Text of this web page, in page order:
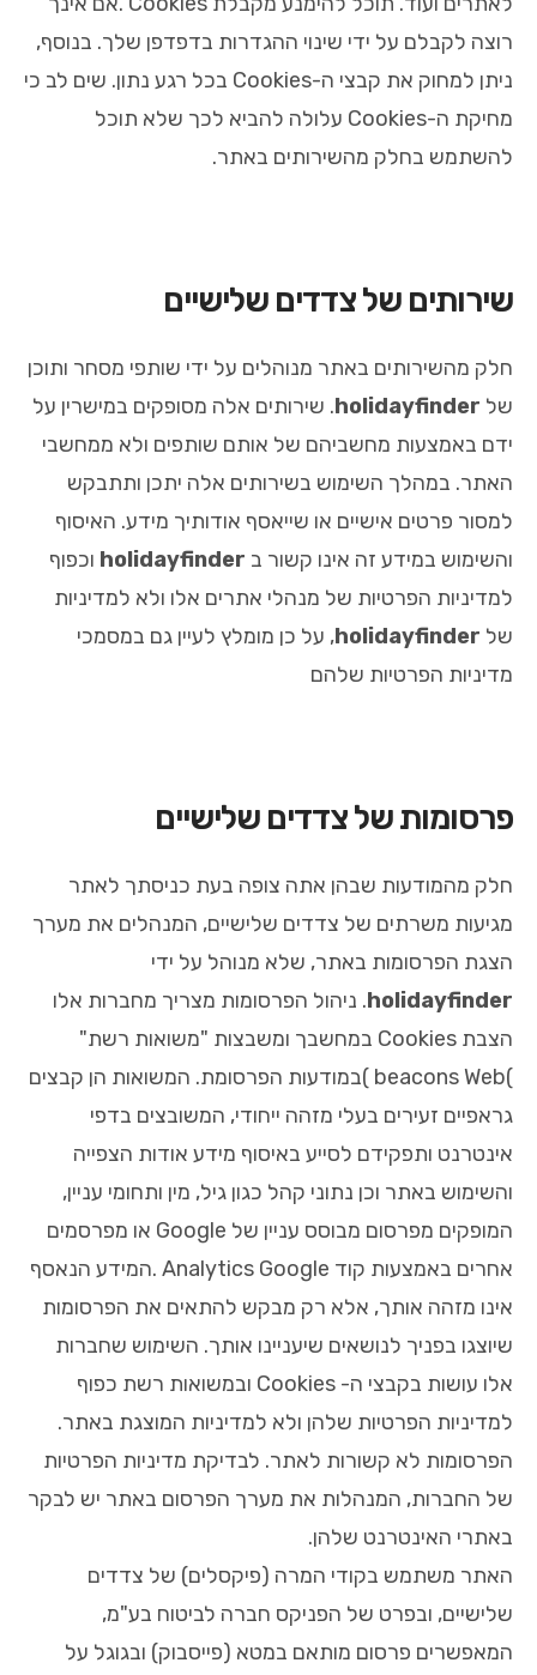
רוצה לקבלם על ידי שינוי ההגדרות בדפדפן שלך. בנוסף,
ניתן למחוק את קבצי ה-Cookies בכל רגע נתון. שים לב כי
מחיקת ה-Cookies עלולה להביא לכך שלא תוכל
להשתמש בחלק מהשירותים באתר.
שירותים של צדדים שלישיים
חלק מהשירותים באתר מנוהלים על ידי שותפי מסחר ותוכן
של holidayfinder. שירותים אלה מסופקים במישרין על
ידם באמצעות מחשביהם של אותם שותפים ולא ממחשבי
האתר. במהלך השימוש בשירותים אלה יתכן ותתבקש
למסור פרטים אישיים או שייאסף אודותיך מידע. האיסוף
והשימוש במידע זה אינו קשור ב holidayfinder וכפוף
למדיניות הפרטיות של מנהלי אתרים אלו ולא למדיניות
של holidayfinder, על כן מומלץ לעיין גם במסמכי
מדיניות הפרטיות שלהם
פרסומות של צדדים שלישיים
חלק מהמודעות שבהן אתה צופה בעת כניסתך לאתר
מגיעות משרתים של צדדים שלישיים, המנהלים את מערך
הצגת הפרסומות באתר, שלא מנוהל על ידי
holidayfinder. ניהול הפרסומות מצריך מחברות אלו
הצבת Cookies במחשבך ומשבצות "משואות רשת"
)beacons Web )במודעות הפרסומת. המשואות הן קבצים
גראפיים זעירים בעלי מזהה ייחודי, המשובצים בדפי
אינטרנט ותפקידם לסייע באיסוף מידע אודות הצפייה
והשימוש באתר וכן נתוני קהל כגון גיל, מין ותחומי עניין,
המופקים מפרסום מבוסס עניין של Google או מפרסמים
אחרים באמצעות קוד Analytics Google .המידע הנאסף
אינו מזהה אותך, אלא רק מבקש להתאים את הפרסומות
שיוצגו בפניך לנושאים שיעניינו אותך. השימוש שחברות
אלו עושות בקבצי ה- Cookies ובמשואות רשת כפוף
למדיניות הפרטיות שלהן ולא למדיניות המוצגת באתר.
הפרסומות לא קשורות לאתר. לבדיקת מדיניות הפרטיות
של החברות, המנהלות את מערך הפרסום באתר יש לבקר
באתרי האינטרנט שלהן.
האתר משתמש בקודי המרה (פיקסלים) של צדדים
שלישיים, ובפרט של הפניקס חברה לביטוח בע"מ,
המאפשרים פרסום מותאם במטא (פייסבוק) ובגוגל על